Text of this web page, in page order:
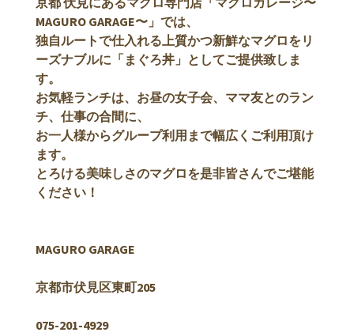
MAGURO GARAGE〜」では、
独自ルートで仕入れる上質かつ新鮮なマグロをリ
ーズナブルに「まぐろ丼」としてご提供致しま
す。
お気軽ランチは、お昼の女子会、ママ友とのラン
チ、仕事の合間に、
お一人様からグループ利用まで幅広くご利用頂け
ます。
とろける美味しさのマグロを是非皆さんでご堪能
ください！
MAGURO GARAGE
京都市伏見区東町205
075-201-4929